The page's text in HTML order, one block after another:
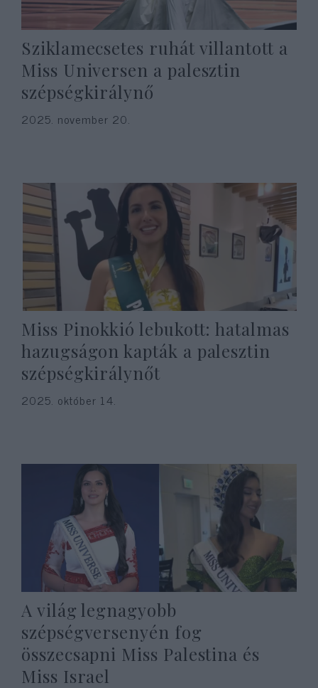
Sziklamecsetes ruhát villantott a
Miss Universen a palesztin
szépségkirálynő
2025. november 20.
Miss Pinokkió lebukott: hatalmas
hazugságon kapták a palesztin
szépségkirálynőt
2025. október 14.
A világ legnagyobb
szépségversenyén fog
összecsapni Miss Palestina és
Miss Israel